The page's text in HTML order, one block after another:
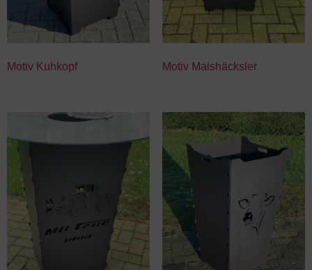
Motiv Kuhkopf Motiv Maishäcksler